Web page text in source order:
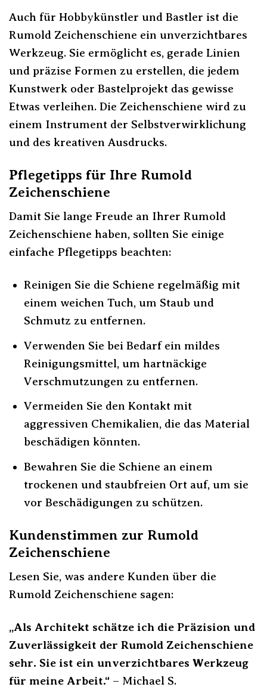
Auch für Hobbykünstler und Bastler ist die
Rumold Zeichenschiene ein unverzichtbares
Werkzeug. Sie ermöglicht es, gerade Linien
und präzise Formen zu erstellen, die jedem
Kunstwerk oder Bastelprojekt das gewisse
Etwas verleihen. Die Zeichenschiene wird zu
einem Instrument der Selbstverwirklichung
und des kreativen Ausdrucks.
Pflegetipps für Ihre Rumold
Zeichenschiene
Damit Sie lange Freude an Ihrer Rumold
Zeichenschiene haben, sollten Sie einige
einfache Pflegetipps beachten:
Reinigen Sie die Schiene regelmäßig mit
einem weichen Tuch, um Staub und
Schmutz zu entfernen.
Verwenden Sie bei Bedarf ein mildes
Reinigungsmittel, um hartnäckige
Verschmutzungen zu entfernen.
Vermeiden Sie den Kontakt mit
aggressiven Chemikalien, die das Material
beschädigen könnten.
Bewahren Sie die Schiene an einem
trockenen und staubfreien Ort auf, um sie
vor Beschädigungen zu schützen.
Kundenstimmen zur Rumold
Zeichenschiene
Lesen Sie, was andere Kunden über die
Rumold Zeichenschiene sagen:
„Als Architekt schätze ich die Präzision und
Zuverlässigkeit der Rumold Zeichenschiene
sehr. Sie ist ein unverzichtbares Werkzeug
für meine Arbeit.“ – Michael S.